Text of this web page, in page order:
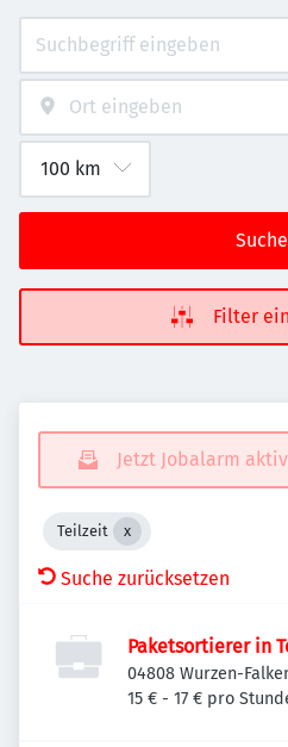
Filter
Jetzt Jobalarm
Teilzeit
Suche zurücksetzen
Paketsortierer in
04808 Wurzen-
15 € - 17 € pro